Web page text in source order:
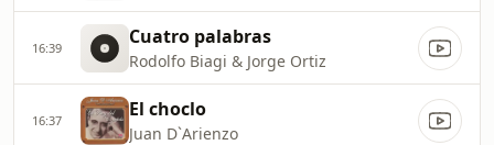
16:39 Cuatro palabras
Rodolfo Biagi & Jorge Ortiz
16:37 El choclo
Juan D`Arienzo